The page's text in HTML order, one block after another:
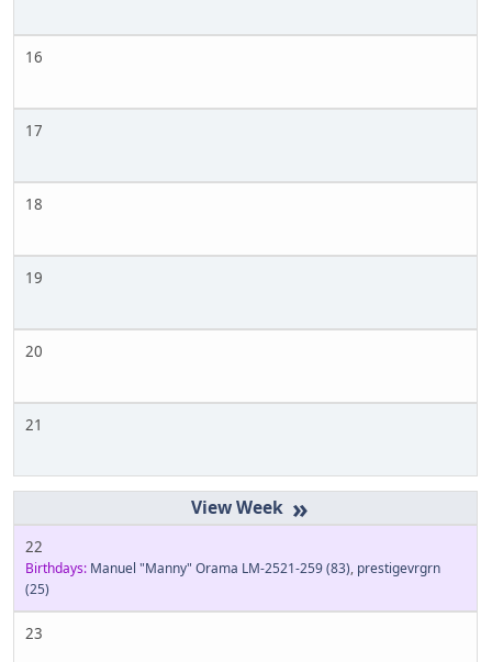
16
17
18
19
20
21
»
22
Birthdays: Manuel "Manny" Orama LM-2521-259(83), prestigevrgrn
(25)
23